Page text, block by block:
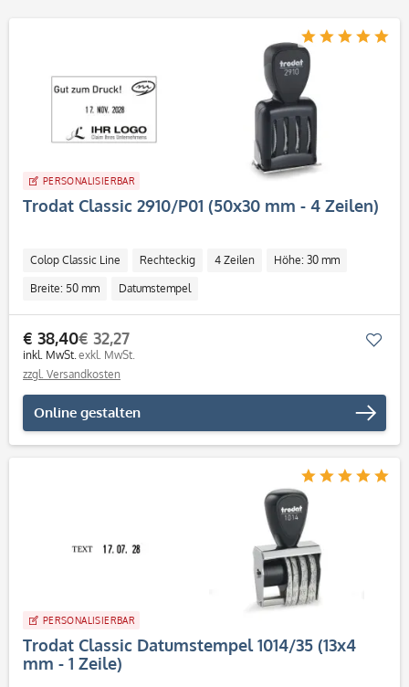
PERSONALISIERBAR
Trodat Classic 2910/P01 (50x30 mm - 4 Zeilen)
Colop Classic Line Rechteckig 4 Zeilen Höhe: 30 mm
Breite: 50 mm Datumstempel
€ 38,40
inkl. MwSt.
€ 32,27
exkl. MwSt.
zzgl. Versandkosten
Online gestalten
PERSONALISIERBAR
Trodat Classic Datumstempel 1014/35 (13x4
mm - 1 Zeile)